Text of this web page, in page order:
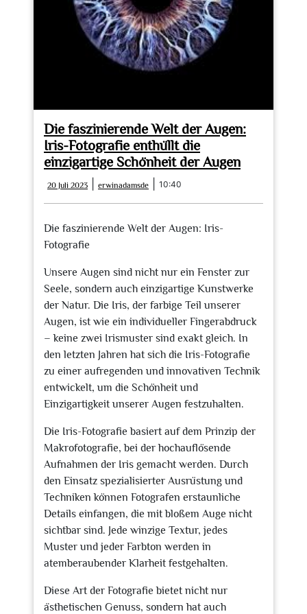
Die faszinierende Welt der Augen:
Iris-Fotografie enthüllt die
einzigartige Schönheit der Augen
20 Juli 2023
Juli
2023
erwinadamsde erwinadamsde
10:40
Die faszinierende Welt der Augen: Iris-
Fotografie
Unsere Augen sind nicht nur ein Fenster zur
Seele, sondern auch einzigartige Kunstwerke
der Natur. Die Iris, der farbige Teil unserer
Augen, ist wie ein individueller Fingerabdruck
– keine zwei Irismuster sind exakt gleich. In
den letzten Jahren hat sich die Iris-Fotografie
zu einer aufregenden und innovativen Technik
entwickelt, um die Schönheit und
Einzigartigkeit unserer Augen festzuhalten.
Die Iris-Fotografie basiert auf dem Prinzip der
Makrofotografie, bei der hochauflösende
Aufnahmen der Iris gemacht werden. Durch
den Einsatz spezialisierter Ausrüstung und
Techniken können Fotografen erstaunliche
Details einfangen, die mit bloßem Auge nicht
sichtbar sind. Jede winzige Textur, jedes
Muster und jeder Farbton werden in
atemberaubender Klarheit festgehalten.
Diese Art der Fotografie bietet nicht nur
ästhetischen Genuss, sondern hat auch